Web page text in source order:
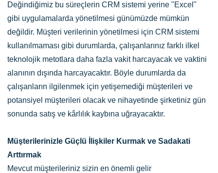
Değindiğimiz bu süreçlerin CRM sistemi yerine "Excel"
gibi uygulamalarda yönetilmesi günümüzde mümkün
değildir. Müşteri verilerinin yönetilmesi için CRM sistemi
kullanılmaması gibi durumlarda, çalışanlarınız farklı ilkel
teknolojik metotlara daha fazla vakit harcayacak ve vaktini
alanının dışında harcayacaktır. Böyle durumlarda da
çalışanların ilgilenmek için yetişemediği müşterileri ve
potansiyel müşterileri olacak ve nihayetinde şirketiniz gün
sonunda satış ve kârlılık kaybına uğrayacaktır.
Müşterilerinizle Güçlü İlişkiler Kurmak ve Sadakati
Arttırmak
Mevcut müşterileriniz sizin en önemli gelir